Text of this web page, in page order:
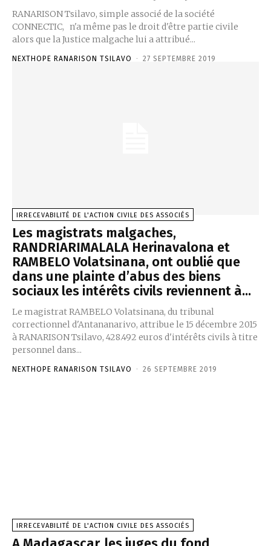
RANARISON Tsilavo, simple associé de la société
CONNECTIC, n'a même pas le droit d'être partie civile
alors que la Justice malgache lui a attribué...
NEXTHOPE RANARISON TSILAVO - 27 SEPTEMBRE 2019
IRRECEVABILITÉ DE L'ACTION CIVILE DES ASSOCIÉS
Les magistrats malgaches,
RANDRIARIMALALA Herinavalona et
RAMBELO Volatsinana, ont oublié que
dans une plainte d’abus des biens
sociaux les intérêts civils reviennent à...
Le magistrat RAMBELO Volatsinana, du tribunal
correctionnel d'Antananarivo, attribue le 15 décembre 2015
à RANARISON Tsilavo, 428.492 euros d'intérêts civils à titre
personnel dans...
NEXTHOPE RANARISON TSILAVO - 26 SEPTEMBRE 2019
IRRECEVABILITÉ DE L'ACTION CIVILE DES ASSOCIÉS